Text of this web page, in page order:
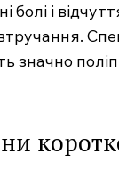
болі і
значно